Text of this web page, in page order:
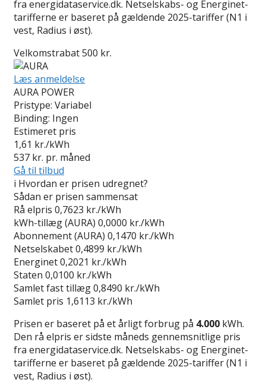
fra energidataservice.dk. Netselskabs- og Energinet-
tarifferne er baseret på gældende 2025-tariffer (N1 i
vest, Radius i øst).
Velkomstrabat 500 kr.
Læs anmeldelse
AURA POWER
Pristype: Variabel
Binding: Ingen
Estimeret pris
1,61 kr./kWh
537 kr. pr. måned
Gå til tilbud
i Hvordan er prisen udregnet?
Sådan er prisen sammensat
Rå elpris 0,7623 kr./kWh
kWh-tillæg (AURA) 0,0000 kr./kWh
Abonnement (AURA) 0,1470 kr./kWh
Netselskabet0,4899 kr./kWh
Energinet0,2021 kr./kWh
Staten 0,0100 kr./kWh
Samlet fast tillæg0,8490 kr./kWh
Samlet pris 1,6113 kr./kWh
Prisen er baseret på et årligt forbrug på 4.000 kWh.
Den rå elpris er sidste måneds gennemsnitlige pris
fra energidataservice.dk. Netselskabs- og Energinet-
tarifferne er baseret på gældende 2025-tariffer (N1 i
vest, Radius i øst).